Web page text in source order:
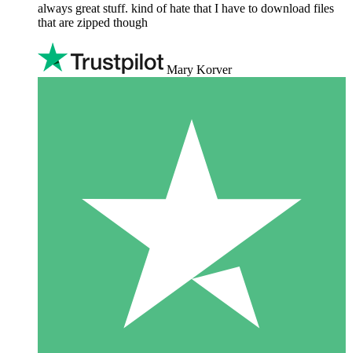
always great stuff. kind of hate that I have to download files
that are zipped though
Mary Korver